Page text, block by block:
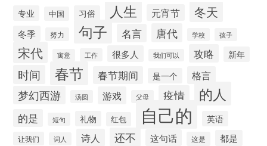
专业 中国 习俗 人生 元宵节 冬天
冬季 努力 句子 名言 唐代 学校 孩子
宋代 寓意 工作 很多人 我们可以 攻略 新年
时间 春节 春节期间 是一个 格言
梦幻西游 汤圆 游戏 父母 疫情 的人
的是 短句 礼物 红包 自己的 英语
让我们 词人 诗人 还不 这句话 这是 都是